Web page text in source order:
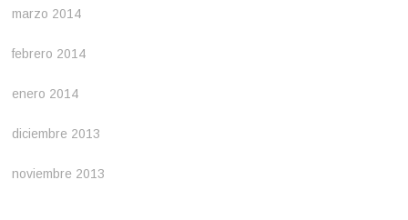
marzo 2014
febrero 2014
enero 2014
diciembre 2013
noviembre 2013